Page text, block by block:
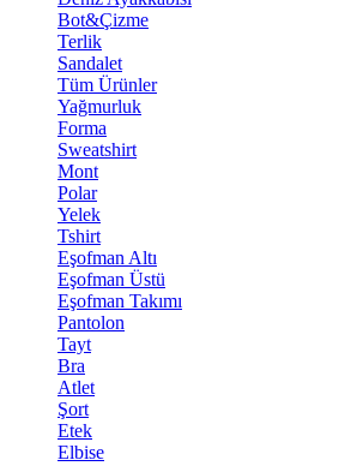
Bot&Çizme
Terlik
Sandalet
Tüm Ürünler
Yağmurluk
Forma
Sweatshirt
Mont
Polar
Yelek
Tshirt
Eşofman Altı
Eşofman Üstü
Eşofman Takımı
Pantolon
Tayt
Bra
Atlet
Şort
Etek
Elbise